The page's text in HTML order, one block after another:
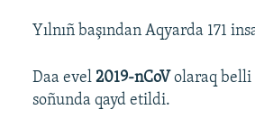
Yılnıñ başından Aqyarda 171
Daa evel2019-nCoVolaraq belli
soñunda qayd etildi.